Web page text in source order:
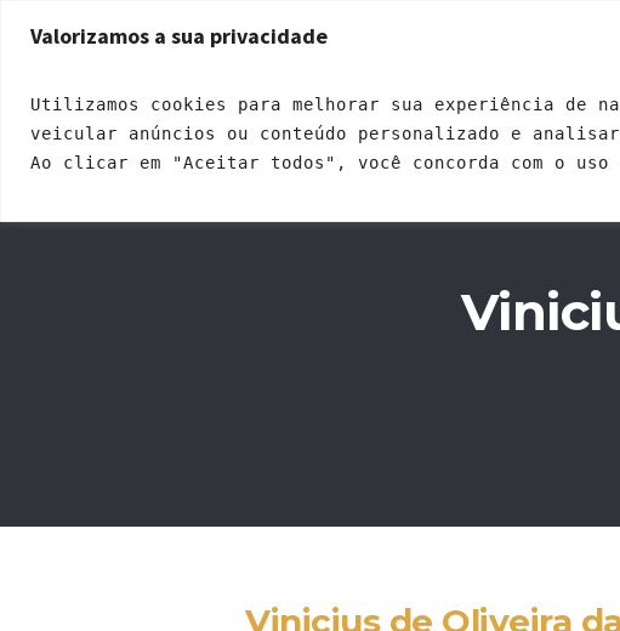
Valorizamos a sua privacidade
Utilizamos cookies para melhorar sua experiência de
veicular anúncios ou conteúdo personalizado e
Ao clicar em "Aceitar todos", você concorda com o uso
INÍCIO QUEM SOMOS AGENDA
Vinicius de Oliveira